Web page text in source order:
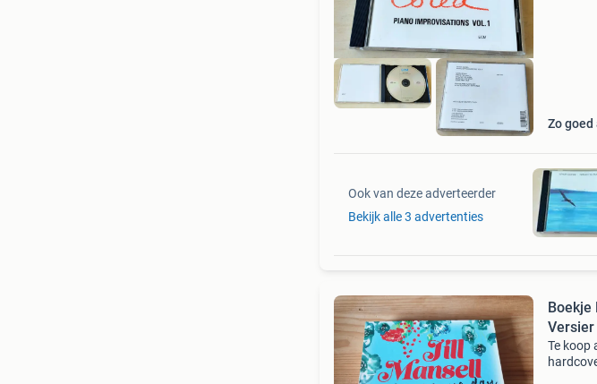
Zo
Ook van deze adverteerder
Bekijk alle 3 advertenties
Boekje
Versier
Te koop